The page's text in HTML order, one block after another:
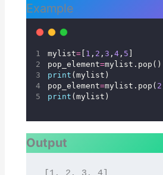
Example
mylist=[ 1 , 2 , 3 , 4, 5
pop_element=mylist.pop()
print (mylist)
pop_element=mylist.pop( 2
print (mylist)
Output